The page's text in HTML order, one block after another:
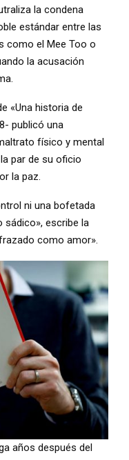
la condena
estándar entre las
como el Mee Too o
la acusación
«Una historia de
publicó una
físico y mental
par de su oficio
la paz.
ni una bofetada
sádico», escribe la
como amor».
años después del